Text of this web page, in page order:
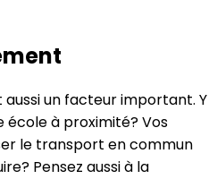
un facteur important. Y
à proximité? Vos
le transport en commun
Pensez aussi à la